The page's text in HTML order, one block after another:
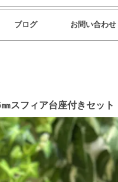
ブログ お問い合わせ
スフィア台座付きセット